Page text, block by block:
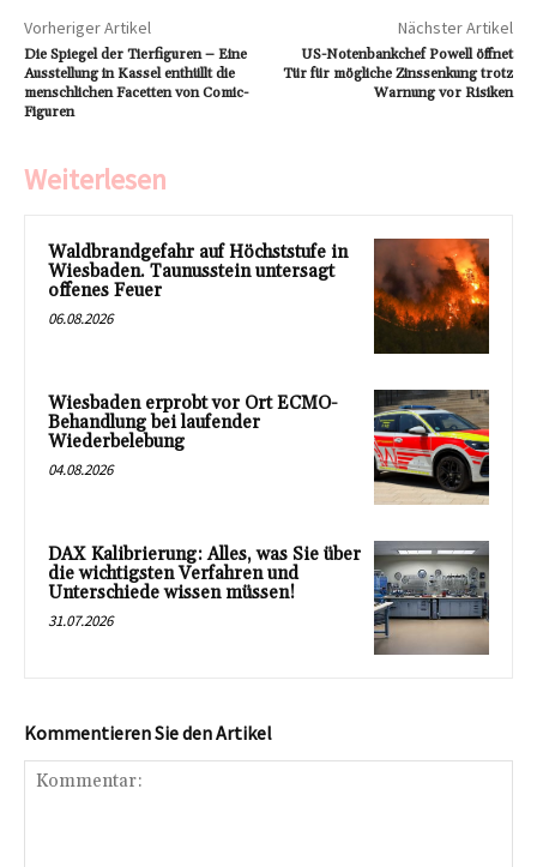
Vorheriger Artikel
Die Spiegel der Tierfiguren – Eine
Ausstellung in Kassel enthüllt die
menschlichen Facetten von Comic-
Figuren
Nächster Artikel
US-Notenbankchef Powell öffnet
Tür für mögliche Zinssenkung trotz
Warnung vor Risiken
Weiterlesen
Waldbrandgefahr auf Höchststufe in
Wiesbaden. Taunusstein untersagt
offenes Feuer
06.08.2026
Wiesbaden erprobt vor Ort ECMO-
Behandlung bei laufender
Wiederbelebung
04.08.2026
DAX Kalibrierung: Alles, was Sie über
die wichtigsten Verfahren und
Unterschiede wissen müssen!
31.07.2026
Kommentieren Sie den Artikel